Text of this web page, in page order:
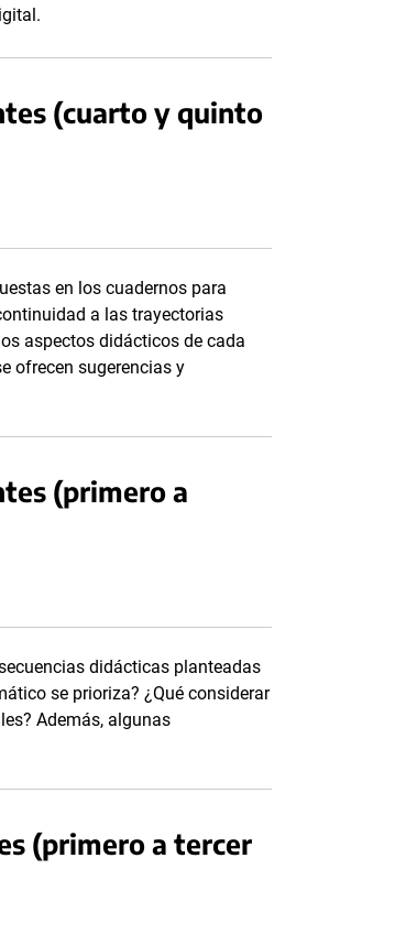
(cuarto y quinto
en los cuadernos para
a las trayectorias
aspectos didácticos de cada
ofrecen sugerencias y
(primero a
didácticas planteadas
se prioriza? ¿Qué considerar
Además, algunas
(primero a tercer